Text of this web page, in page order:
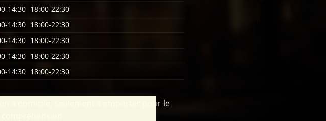
14:30 18:00-22:30
14:30 18:00-22:30
14:30 18:00-22:30
14:30 18:00-22:30
14:30 18:00-22:30
à domicile, seulement à emporter pour le